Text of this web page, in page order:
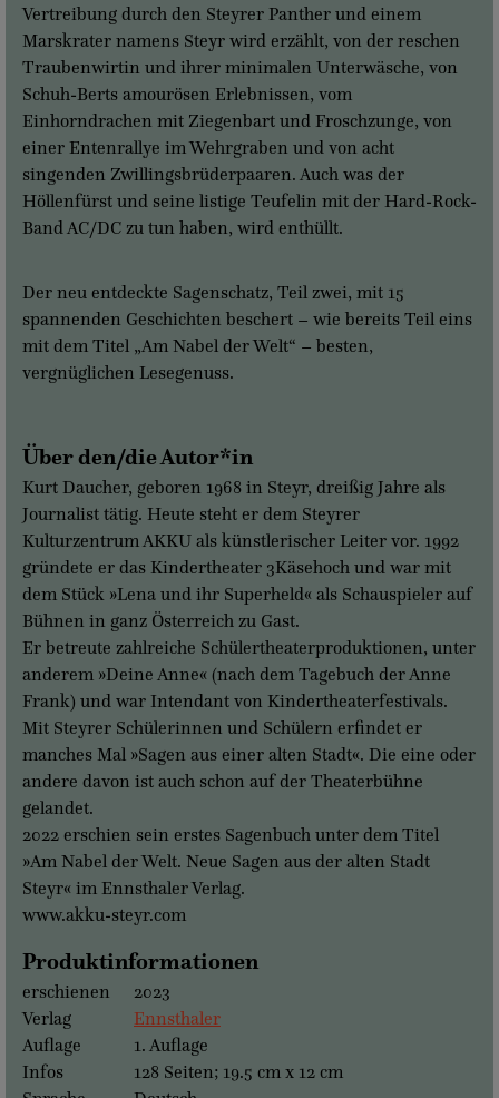
Vertreibung durch den Steyrer Panther und einem
Marskrater namens Steyr wird erzählt, von der reschen
Traubenwirtin und ihrer minimalen Unterwäsche, von
Schuh-Berts amourösen Erlebnissen, vom
Einhorndrachen mit Ziegenbart und Froschzunge, von
einer Entenrallye im Wehrgraben und von acht
singenden Zwillingsbrüderpaaren. Auch was der
Höllenfürst und seine listige Teufelin mit der Hard-Rock-
Band AC/DC zu tun haben, wird enthüllt.
Der neu entdeckte Sagenschatz, Teil zwei, mit 15
spannenden Geschichten beschert – wie bereits Teil eins
mit dem Titel „Am Nabel der Welt“ – besten,
vergnüglichen Lesegenuss.
Über den/die Autor*in
Kurt Daucher, geboren 1968 in Steyr, dreißig Jahre als
Journalist tätig. Heute steht er dem Steyrer
Kulturzentrum AKKU als künstlerischer Leiter vor. 1992
gründete er das Kindertheater 3Käsehoch und war mit
dem Stück »Lena und ihr Superheld« als Schauspieler auf
Bühnen in ganz Österreich zu Gast.
Er betreute zahlreiche Schülertheaterproduktionen, unter
anderem »Deine Anne« (nach dem Tagebuch der Anne
Frank) und war Intendant von Kindertheaterfestivals.
Mit Steyrer Schülerinnen und Schülern erfindet er
manches Mal »Sagen aus einer alten Stadt«. Die eine oder
andere davon ist auch schon auf der Theaterbühne
gelandet.
2022 erschien sein erstes Sagenbuch unter dem Titel
»Am Nabel der Welt. Neue Sagen aus der alten Stadt
Steyr« im Ennsthaler Verlag.
www.akku-steyr.com
Produktinformationen
erschienen
2023
Verlag
Ennsthaler
Auflage
1. Auflage
Infos
128 Seiten; 19.5 cm x 12 cm